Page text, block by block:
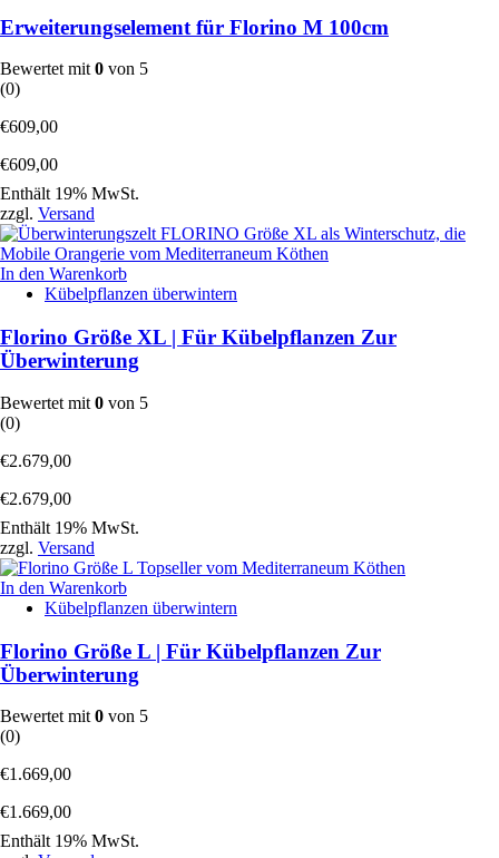
Erweiterungselement für Florino M 100cm
Bewertet mit 0 von 5
(0)
€609,00
€609,00
Enthält 19% MwSt.
zzgl. Versand
In den Warenkorb
Kübelpflanzen überwintern
Florino Größe XL | Für Kübelpflanzen Zur
Überwinterung
Bewertet mit 0 von 5
(0)
€2.679,00
€2.679,00
Enthält 19% MwSt.
zzgl. Versand
In den Warenkorb
Kübelpflanzen überwintern
Florino Größe L | Für Kübelpflanzen Zur
Überwinterung
Bewertet mit 0 von 5
(0)
€1.669,00
€1.669,00
Enthält 19% MwSt.